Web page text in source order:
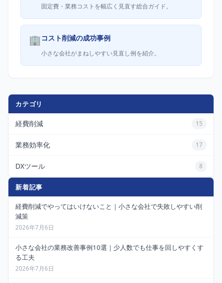
固定費・業務コストを幅広く見直す総合ガイド。
🏢 コスト削減の成功事例
小さな会社がまねしやすい見直し例を紹介。
カテゴリ
経費削減 15
業務効率化 17
DXツール 8
新着記事
経費削減でやってはいけないこと｜小さな会社で失敗しやすい削
減策
2026年7月6日
小さな会社の業務改善事例10選｜少人数でも仕事を回しやすくす
る工夫
2026年7月6日